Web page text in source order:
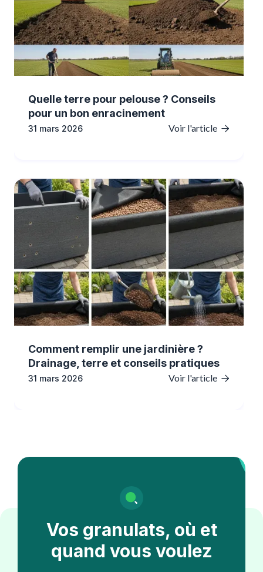
Quelle terre pour pelouse ? Conseils
pour un bon enracinement
31 mars 2026 Voir l'article 
Comment remplir une jardinière ?
Drainage, terre et conseils pratiques
31 mars 2026 Voir l'article 
Vos granulats, où et
quand vous voulez